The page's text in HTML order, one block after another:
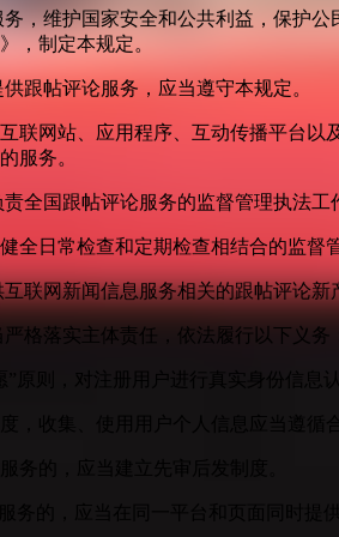
，维护国家安全和公共利益，保护
，制定本规定。
跟帖评论服务，应当遵守本规定。
联网站、应用程序、互动传播平台
服务。
全国跟帖评论服务的监督管理执法
全日常检查和定期检查相结合的监
联网新闻信息服务相关的跟帖评论
格落实主体责任，依法履行以下义务
”原则，对注册用户进行真实身份信
，收集、使用用户个人信息应当遵
务的，应当建立先审后发制度。
务的，应当在同一平台和页面同时提